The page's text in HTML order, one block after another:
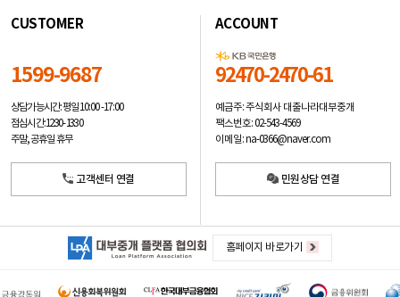
CUSTOMER
1599-9687
상담가능시간: 평일10:00 -17:00
점심시간: 12:30 - 13:30
주말, 공휴일 휴무
고객센터 연결
ACCOUNT
92470-2470-61
예금주: 주식회사 대출나라대부중개
팩스번호: 02-543-4569
이메일: na-0366@naver.com
민원상담 연결
홈페이지 바로가기